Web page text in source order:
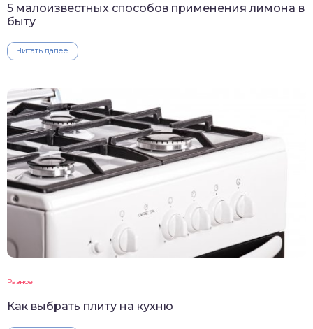
5 малоизвестных способов применения лимона в
быту
Читать далее
Разное
Как выбрать плиту на кухню